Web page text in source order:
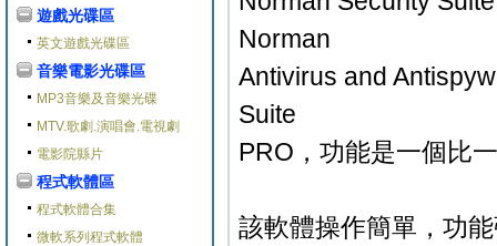
遊戲光碟區
英文遊戲光碟區
音樂電影光碟區
MP3音樂及音樂光碟
MTV.歌劇.演唱會.電視劇
電影院縣片
程式軟體區
程式軟體合集
微軟系列程式軟體
Norman
Antivirus and
Suite
PRO，功能是一個比
該軟體操作簡單，功